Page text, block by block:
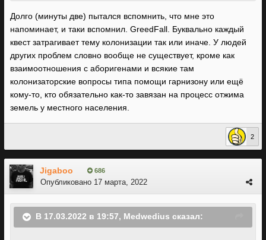
чаще всего решается просто мечем/дипломатией /
интригами и т.д. Совершенно обычными вещами. Что
делает мир намного реалистичней.
Или например Райзен 3. Там есть магия вуду и пираты.
Но весь геймплей/сюжет/события не крутятся вокруг
магии вуду и пиратов там много совершенно обычных
проблем и их решений. Надеюсь понятно донес мысль,
Долго (минуты две) пытался вспомнить, что мне это
напоминает, и таки вспомнил. GreedFall. Буквально каждый
квест затрагивает тему колонизации так или иначе. У людей
других проблем словно вообще не существует, кроме как
взаимоотношения с аборигенами и всякие там
колонизаторские вопросы типа помощи гарнизону или ещё
кому-то, кто обязательно как-то завязан на процесс отжима
земель у местного населения.
2
Jigaboo 686
Опубликовано 17 марта, 2022
В 17.03.2022 в 19:57, Medwedius сказал: